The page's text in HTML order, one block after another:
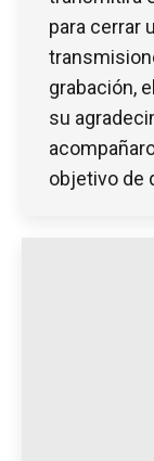
para cerrar
grabación,
su
objetivo de